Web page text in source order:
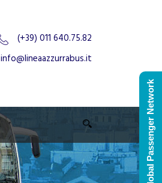
(+39) 011 640.75.82
info@lineaazzurrabus.it
Global Passenger Network